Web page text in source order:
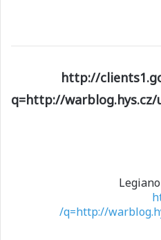
http://
q=http://
q=http://